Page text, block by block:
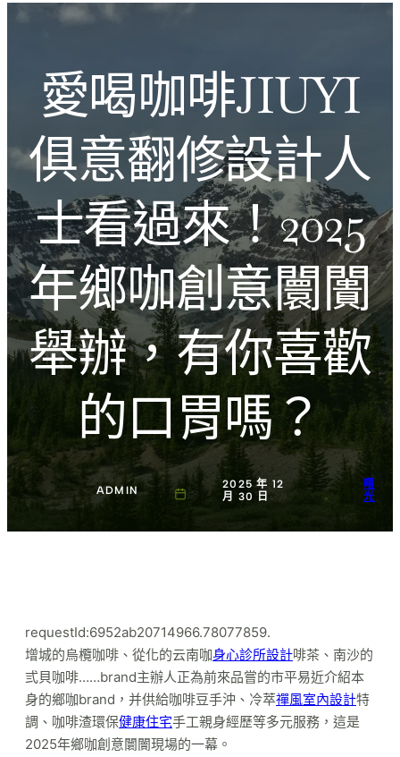
Introducing the Savara collection of luxury resorts
文化的激盪
愛喝咖啡JIUYI
俱意翻修設計人
士看過來！2025
年鄉咖創意闤闠
舉辦，有你喜歡
的口胃嗎？
ADMIN
2025 年 12
月 30 日
曙
光
requestId:6952ab20714966.78077859.
增城的烏欖咖啡、從化的云南咖身心診所設計啡茶、南沙的
弎貝咖啡……brand主辦人正為前來品嘗的市平易近介紹本
身的鄉咖brand，并供給咖啡豆手沖、冷萃禪風室內設計特
調、咖啡渣環保健康住宅手工親身經歷等多元服務，這是
2025年鄉咖創意闤闠現場的一幕。